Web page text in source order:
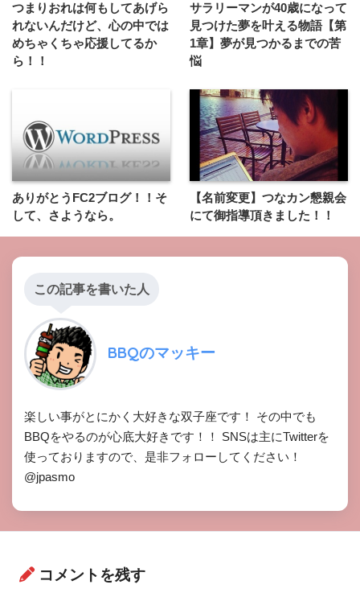
つまりおれは何もしてあげら
れないんだけど、心の中では
めちゃくちゃ応援してるか
ら！！
サラリーマンが40歳になって
見つけた夢を叶える物語【第
1章】夢が見つかるまでの苦
悩
ありがとうFC2ブログ！！そ
して、さようなら。
【名前変更】つなカン懇親会
にて御指導頂きました！！
この記事を書いた人
BBQのマッキー
楽しい事がとにかく大好きな双子座です！ その中でも
BBQをやるのが心底大好きです！！ SNSは主にTwitterを
使っておりますので、是非フォローしてください！
@jpasmo
コメントを残す